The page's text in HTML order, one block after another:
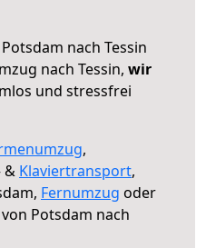
nach Tessin
nach Tessin, wir
und stressfrei
,
& Klaviertransport,
Fernumzug oder
von Potsdam nach